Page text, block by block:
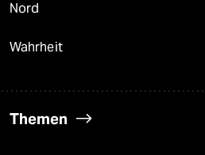
Nord
Wahrheit
Themen